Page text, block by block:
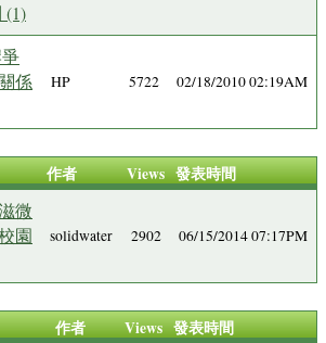
(1)
係
HP 5722 02/18/2010 02:19AM
作者 Views 發表時間
微
園
solidwater 2902 06/15/2014 07:17PM
作者 Views 發表時間